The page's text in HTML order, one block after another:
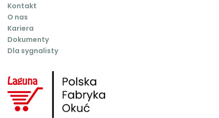
Kontakt
O nas
Kariera
Dokumenty
Dla sygnalisty